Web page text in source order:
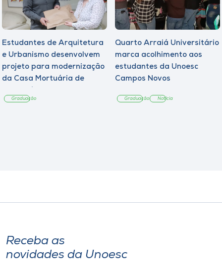
Estudantes de Arquitetura
e Urbanismo desenvolvem
projeto para modernização
da Casa Mortuária de
Graduação
Quarto Arraiá Universitário
marca acolhimento aos
estudantes da Unoesc
Campos Novos
Graduação Notícia
Receba as
novidades da Unoesc